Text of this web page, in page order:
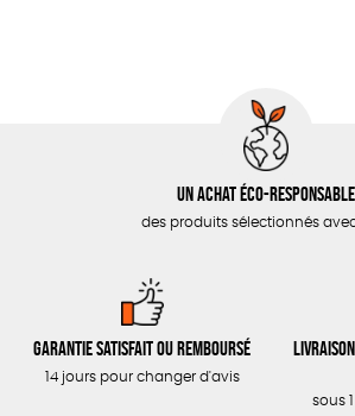
Un achat éco-responsable
des produits sélectionnés
Garantie satisfait ou remboursé
14 jours pour changer d'avis
sous